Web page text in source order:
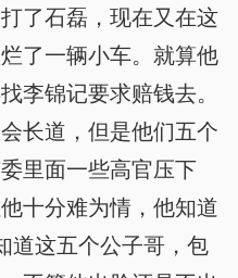
了石磊，现在又在这
了一辆小车。就算他
李锦记要求赔钱去。
长道，但是他们五个
里面一些高官压下
十分难为情，他知道
道这五个公子哥，包